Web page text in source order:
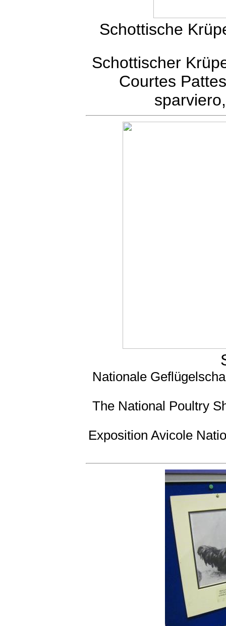
Schottische
Schottischer
Courtes
Nationale
The National Poultry
Exposition Avicole